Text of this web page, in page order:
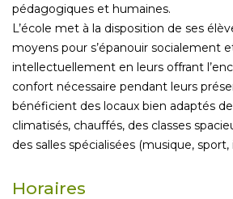
pédagogiques et humaines.
L’école met à la disposition de ses
moyens pour s’épanouir socialement
intellectuellement en leurs offrant
confort nécessaire pendant leurs
bénéficient des locaux bien adaptés
climatisés, chauffés, des classes
des salles spécialisées (musique,
Horaires